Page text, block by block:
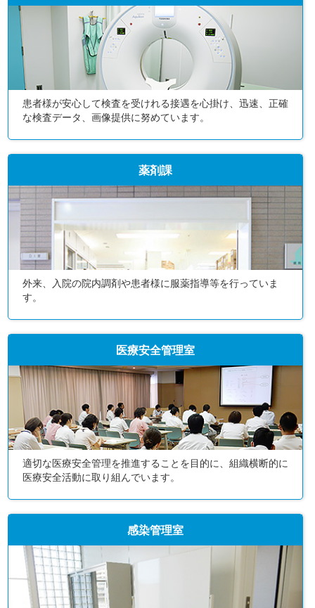
患者様が安心して検査を受けれる接遇を心掛け、迅速、正確
な検査データ、画像提供に努めています。
薬剤課
外来、入院の院内調剤や患者様に服薬指導等を行っていま
す。
医療安全管理室
適切な医療安全管理を推進することを目的に、組織横断的に
医療安全活動に取り組んでいます。
感染管理室